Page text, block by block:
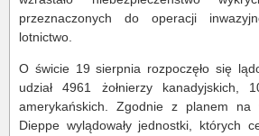
przeznaczonych do operacji
lotnictwo.
O świcie 19 sierpnia rozpoczęło się
udział 4961 żołnierzy kanadyjskich,
amerykańskich. Zgodnie z planem
Dieppe wylądowały jednostki, których